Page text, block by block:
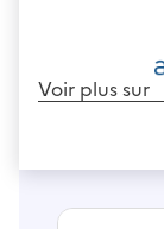
Voir plus sur